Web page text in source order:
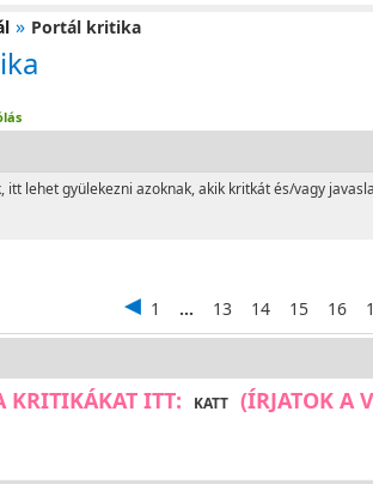
» Portál kritika
itt lehet gyülekezni azoknak, akik kritkát és/vagy
1 ... 13 14 15 16
KRITIKÁKAT ITT: KATT (ÍRJATOK A